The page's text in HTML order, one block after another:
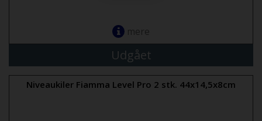
mere
Udgået
Niveaukiler Fiamma Level Pro 2 stk. 44x14,5x8cm